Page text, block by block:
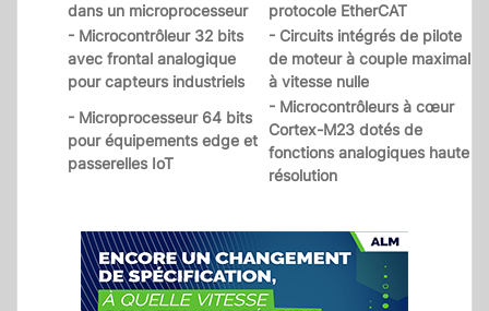
dans un microprocesseur
protocole EtherCAT
- Microcontrôleur 32 bits
avec frontal analogique
pour capteurs industriels
- Circuits intégrés de pilote
de moteur à couple maximal
à vitesse nulle
- Microprocesseur 64 bits
pour équipements edge et
passerelles IoT
- Microcontrôleurs à cœur
Cortex-M23 dotés de
fonctions analogiques haute
résolution